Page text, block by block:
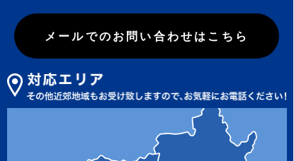
メールでのお問い合わせはこちら